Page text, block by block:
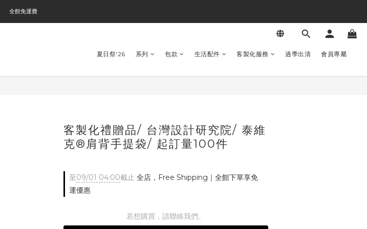
全館免運費
全館免運費
夏日祭'26 系列 包款 生活配件 客製化服務 過季出清 會員專屬
客製化禮贈品/ 台灣設計研究院/ 泰維
克®肩背手提袋/ 起訂量100件
至09/01 04:00截止 全店，Free Shipping｜全館下單享免
運優惠
若想購買，請聯絡我們。